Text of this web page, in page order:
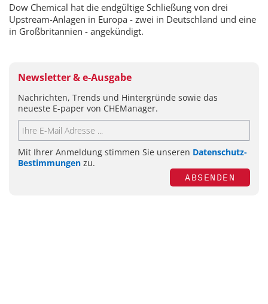
Dow Chemical hat die endgültige Schließung von drei
Upstream-Anlagen in Europa - zwei in Deutschland und eine
in Großbritannien - angekündigt.
Newsletter & e-Ausgabe
Nachrichten, Trends und Hintergründe sowie das
neueste E-paper von CHEManager.
Mit Ihrer Anmeldung stimmen Sie unseren Datenschutz-
Bestimmungen zu.
ABSENDEN